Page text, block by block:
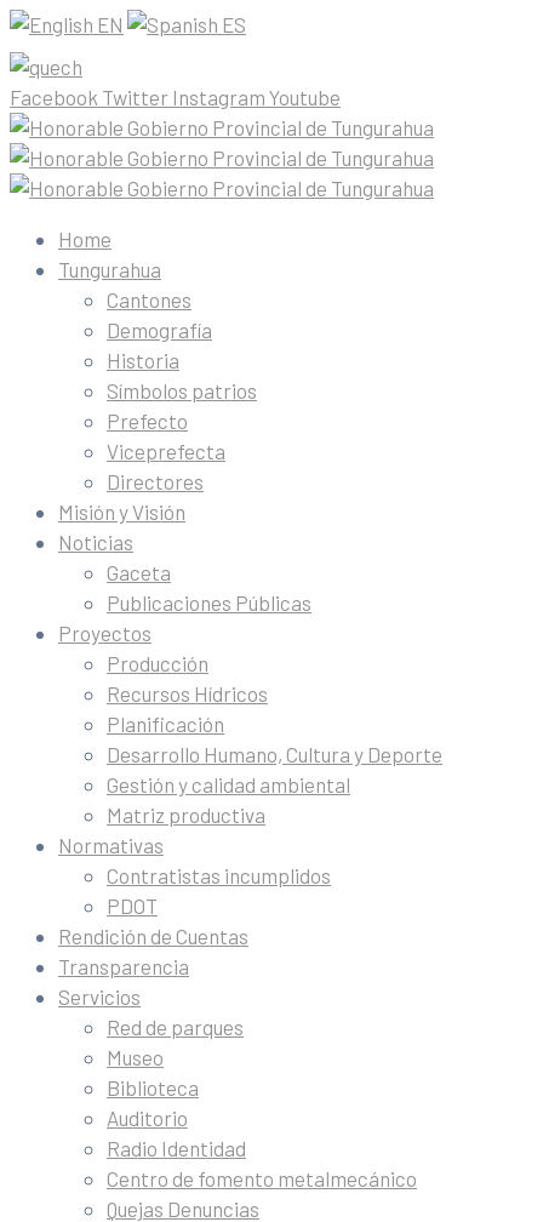
EN ES
Facebook Twitter Instagram Youtube
Home
Tungurahua
Cantones
Demografía
Historia
Símbolos patrios
Prefecto
Viceprefecta
Directores
Misión y Visión
Noticias
Gaceta
Publicaciones Públicas
Proyectos
Producción
Recursos Hídricos
Planificación
Desarrollo Humano, Cultura y Deporte
Gestión y calidad ambiental
Matriz productiva
Normativas
Contratistas incumplidos
PDOT
Rendición de Cuentas
Transparencia
Servicios
Red de parques
Museo
Biblioteca
Auditorio
Radio Identidad
Centro de fomento metalmecánico
Quejas Denuncias